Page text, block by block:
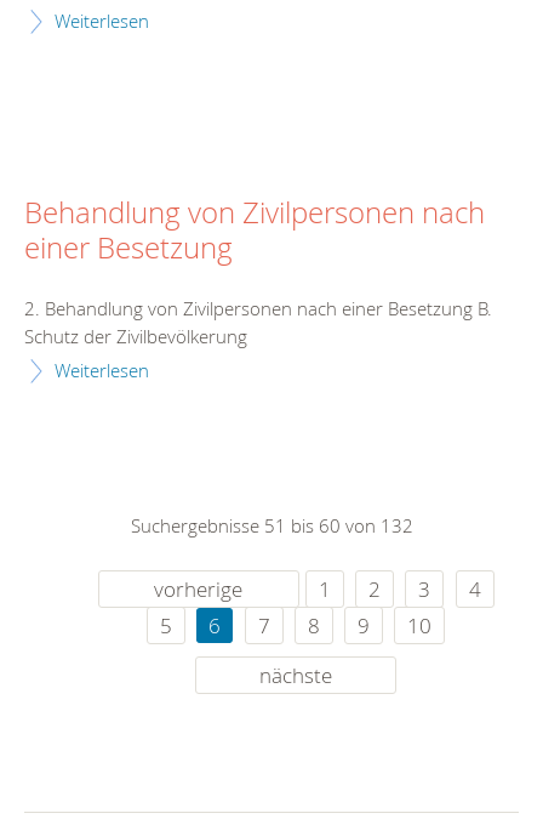
Weiterlesen
Behandlung von Zivilpersonen nach
einer Besetzung
2. Behandlung von Zivilpersonen nach einer Besetzung B.
Schutz der Zivilbevölkerung
Weiterlesen
Suchergebnisse 51 bis 60 von 132
vorherige 1 2 3
4
5
6 7 8 9
10
nächste